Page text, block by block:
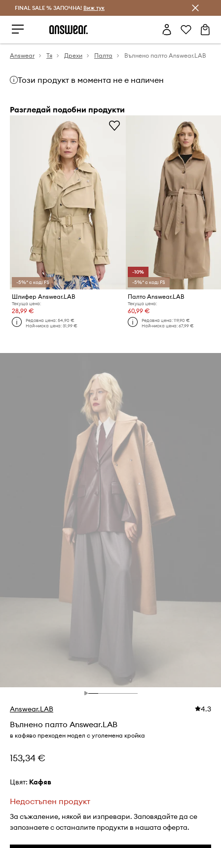
Спестявай с Answear Club
FINAL SALE % ЗАПОЧНА! Виж тук
Answear Тя Дрехи Палта Вълнено палто Answear.LAB
Този продукт в момента не е наличен
Разгледай подобни продукти
-5%* с код: FS
Шлифер Answear.LAB
Текуща цена:
28,99 €
Редовна цена:54,90 €
Най-ниска цена:31,99 €
-10%
-5%* с код: FS
Палто Answear.LAB
Текуща цена:
60,99 €
Редовна цена: 119,90 €
Най-ниска цена: 67,99 €
Answear.LAB 4.3
Вълнено палто Answear.LAB
в кафяво преходен модел с уголемена кройка
153,34 €
Цвят: кафяв
Недостъпен продукт
За съжаление, някой ви изпревари. Заповядайте да се
запознаете с останалите продукти в нашата оферта.